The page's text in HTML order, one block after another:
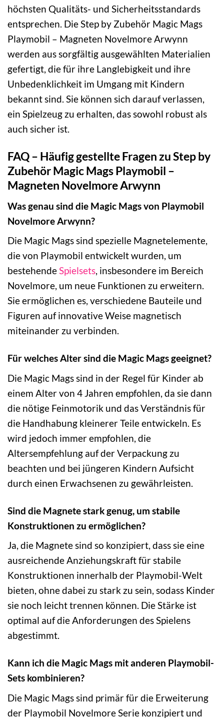
höchsten Qualitäts- und Sicherheitsstandards
entsprechen. Die Step by Zubehör Magic Mags
Playmobil – Magneten Novelmore Arwynn
werden aus sorgfältig ausgewählten Materialien
gefertigt, die für ihre Langlebigkeit und ihre
Unbedenklichkeit im Umgang mit Kindern
bekannt sind. Sie können sich darauf verlassen,
ein Spielzeug zu erhalten, das sowohl robust als
auch sicher ist.
FAQ – Häufig gestellte Fragen zu Step by
Zubehör Magic Mags Playmobil –
Magneten Novelmore Arwynn
Was genau sind die Magic Mags von Playmobil
Novelmore Arwynn?
Die Magic Mags sind spezielle Magnetelemente,
die von Playmobil entwickelt wurden, um
bestehendeSpielsets, insbesondere im Bereich
Novelmore, um neue Funktionen zu erweitern.
Sie ermöglichen es, verschiedene Bauteile und
Figuren auf innovative Weise magnetisch
miteinander zu verbinden.
Für welches Alter sind die Magic Mags geeignet?
Die Magic Mags sind in der Regel für Kinder ab
einem Alter von 4 Jahren empfohlen, da sie dann
die nötige Feinmotorik und das Verständnis für
die Handhabung kleinerer Teile entwickeln. Es
wird jedoch immer empfohlen, die
Altersempfehlung auf der Verpackung zu
beachten und bei jüngeren Kindern Aufsicht
durch einen Erwachsenen zu gewährleisten.
Sind die Magnete stark genug, um stabile
Konstruktionen zu ermöglichen?
Ja, die Magnete sind so konzipiert, dass sie eine
ausreichende Anziehungskraft für stabile
Konstruktionen innerhalb der Playmobil-Welt
bieten, ohne dabei zu stark zu sein, sodass Kinder
sie noch leicht trennen können. Die Stärke ist
optimal auf die Anforderungen des Spielens
abgestimmt.
Kann ich die Magic Mags mit anderen Playmobil-
Sets kombinieren?
Die Magic Mags sind primär für die Erweiterung
der Playmobil Novelmore Serie konzipiert und